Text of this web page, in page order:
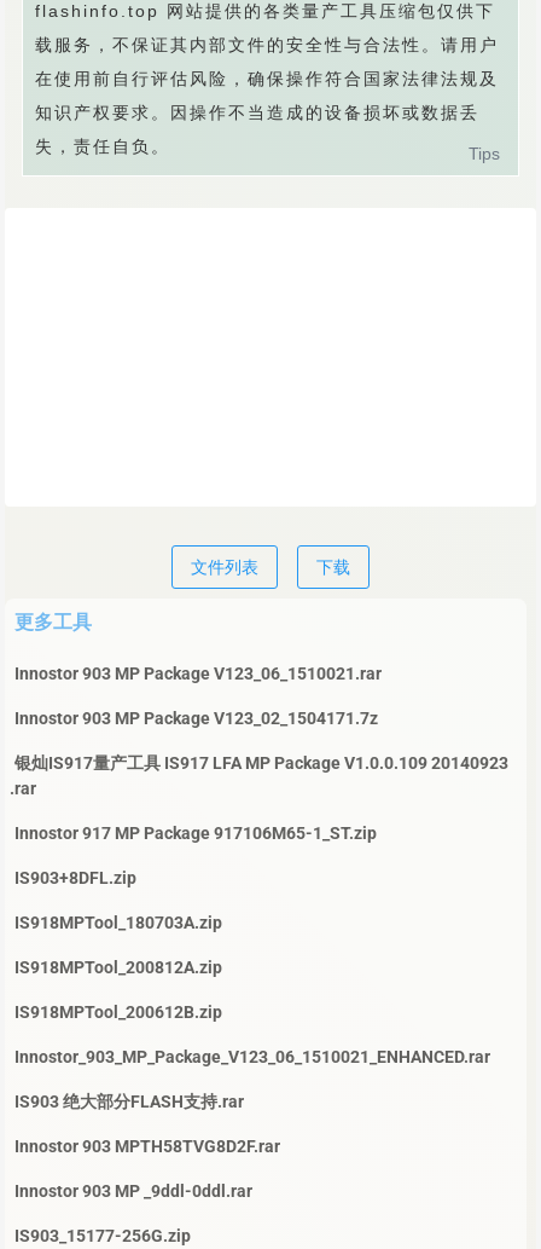
flashinfo.top 网站提供的各类量产工具压缩包仅供下
载服务，不保证其内部文件的安全性与合法性。请用户
在使用前自行评估风险，确保操作符合国家法律法规及
知识产权要求。因操作不当造成的设备损坏或数据丢
失，责任自负。
文件列表 下载
更多工具
Innostor 903 MP Package V123_06_1510021.rar
Innostor 903 MP Package V123_02_1504171.7z
银灿IS917量产工具 IS917 LFA MP Package V1.0.0.109 20140923
.rar
Innostor 917 MP Package 917106M65-1_ST.zip
IS903+8DFL.zip
IS918MPTool_180703A.zip
IS918MPTool_200812A.zip
IS918MPTool_200612B.zip
Innostor_903_MP_Package_V123_06_1510021_ENHANCED.rar
IS903 绝大部分FLASH支持.rar
Innostor 903 MPTH58TVG8D2F.rar
Innostor 903 MP _9ddl-0ddl.rar
IS903_15177-256G.zip